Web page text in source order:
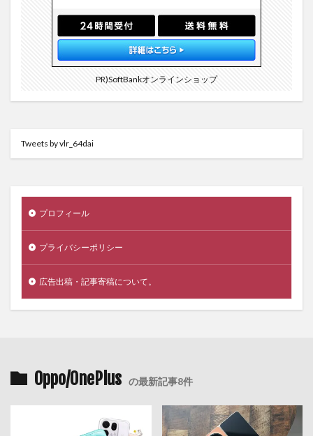
PR)SoftBankオンラインショップ
Tweets by vlr_64dai
プロフィール
プライバシーポリシー
広告出稿・記事寄稿について。
Oppo/OnePlus の最新記事8件